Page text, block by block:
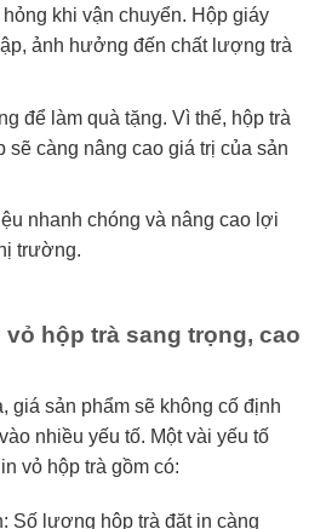
khi vận chuyển. Hộp giáy
ảnh hưởng đến chất lượng trà
để làm quà tặng. Vì thế, hộp trà
càng nâng cao giá trị của sản
nhanh chóng và nâng cao lợi
trường.
hộp trà sang trọng, cao
giá sản phẩm sẽ không cố định
nhiều yếu tố. Một vài yếu tố
vỏ hộp trà gồm có:
Số lượng hộp trà đặt in càng